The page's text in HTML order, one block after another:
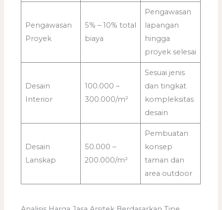
Pengawasan
Proyek
5% – 10% total
biaya
Pengawasan
lapangan
hingga
proyek selesai
Desain
Interior
100.000 –
300.000/m²
Sesuai jenis
dan tingkat
kompleksitas
desain
Desain
Lanskap
50.000 –
200.000/m²
Pembuatan
konsep
taman dan
area outdoor